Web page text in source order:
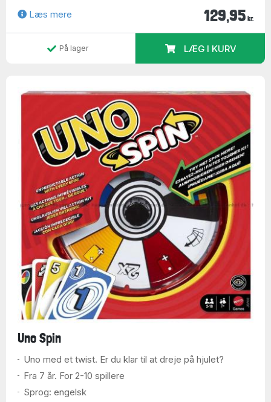
Læs mere
129,95 kr.
På lager LÆG I KURV
Uno Spin
Uno med et twist. Er du klar til at dreje på hjulet?
Fra 7 år. For 2-10 spillere
Sprog: engelsk